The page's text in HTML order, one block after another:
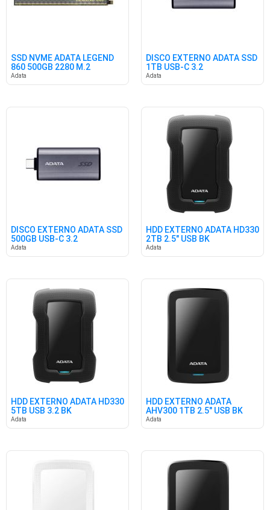
SSD NVME ADATA LEGEND
860 500GB 2280 M.2
5000/3000
Adata
DISCO EXTERNO ADATA SSD
1TB USB-C 3.2
Adata
DISCO EXTERNO ADATA SSD
500GB USB-C 3.2
Adata
HDD EXTERNO ADATA HD330
2TB 2.5" USB BK
Adata
HDD EXTERNO ADATA HD330
5TB USB 3.2 BK
Adata
HDD EXTERNO ADATA
AHV300 1TB 2.5" USB BK
Adata